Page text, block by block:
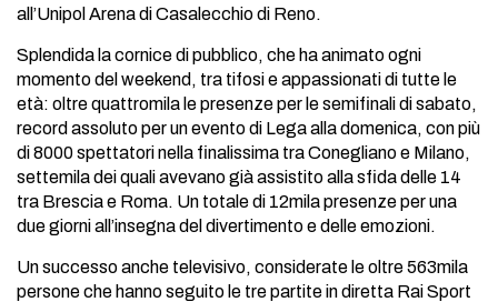
all’Unipol Arena di Casalecchio di Reno.
Splendida la cornice di pubblico, che ha animato ogni
momento del weekend, tra tifosi e appassionati di tutte le
età: oltre quattromila le presenze per le semifinali di sabato,
record assoluto per un evento di Lega alla domenica, con più
di 8000 spettatori nella finalissima tra Conegliano e Milano,
settemila dei quali avevano già assistito alla sfida delle 14
tra Brescia e Roma. Un totale di 12mila presenze per una
due giorni all’insegna del divertimento e delle emozioni.
Un successo anche televisivo, considerate le oltre 563mila
persone che hanno seguito le tre partite in diretta Rai Sport